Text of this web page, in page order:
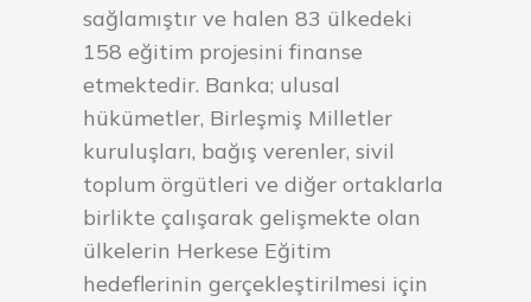
sağlamıştır ve halen 83 ülkedeki
158 eğitim projesini finanse
etmektedir. Banka; ulusal
hükümetler, Birleşmiş Milletler
kuruluşları, bağış verenler, sivil
toplum örgütleri ve diğer ortaklarla
birlikte çalışarak gelişmekte olan
ülkelerin Herkese Eğitim
hedeflerinin gerçekleştirilmesi için